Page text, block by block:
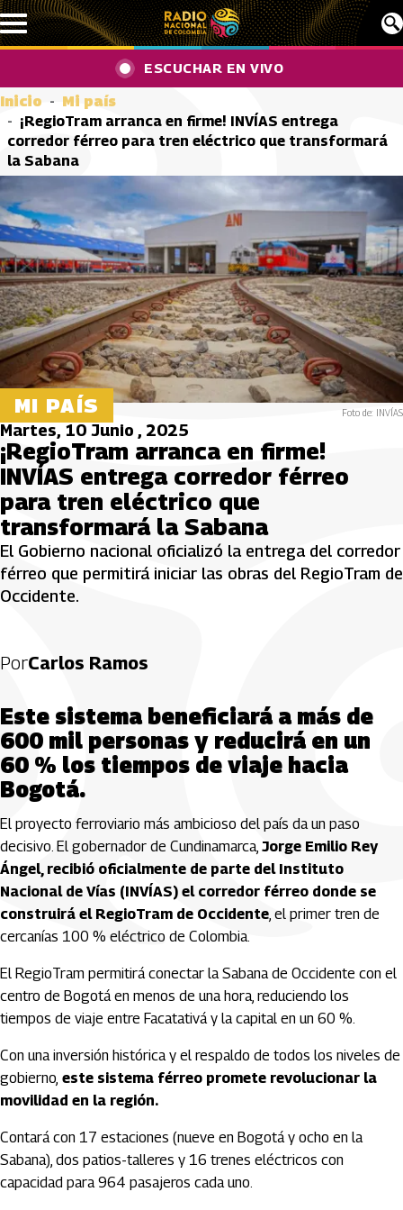
Pasar al contenido principal
ESCUCHAR EN VIVO
Inicio
Mi país
¡RegioTram arranca en firme! INVÍAS entrega
corredor férreo para tren eléctrico que transformará
la Sabana
MI PAÍS Foto de: INVÍAS
Martes, 10 Junio , 2025
¡RegioTram arranca en firme!
INVÍAS entrega corredor férreo
para tren eléctrico que
transformará la Sabana
El Gobierno nacional oficializó la entrega del corredor
férreo que permitirá iniciar las obras del RegioTram de
Occidente.
PorCarlos Ramos
Este sistema beneficiará a más de
600 mil personas y reducirá en un
60 % los tiempos de viaje hacia
Bogotá.
El proyecto ferroviario más ambicioso del país da un paso
decisivo. El gobernador de Cundinamarca, Jorge Emilio Rey
Ángel, recibió oficialmente de parte del Instituto
Nacional de Vías (INVÍAS) el corredor férreo donde se
construirá el RegioTram de Occidente, el primer tren de
cercanías 100 % eléctrico de Colombia.
El RegioTram permitirá conectar la Sabana de Occidente con el
centro de Bogotá en menos de una hora, reduciendo los
tiempos de viaje entre Facatativá y la capital en un 60 %.
Con una inversión histórica y el respaldo de todos los niveles de
gobierno, este sistema férreo promete revolucionar la
movilidad en la región.
Contará con 17 estaciones (nueve en Bogotá y ocho en la
Sabana), dos patios-talleres y 16 trenes eléctricos con
capacidad para 964 pasajeros cada uno.